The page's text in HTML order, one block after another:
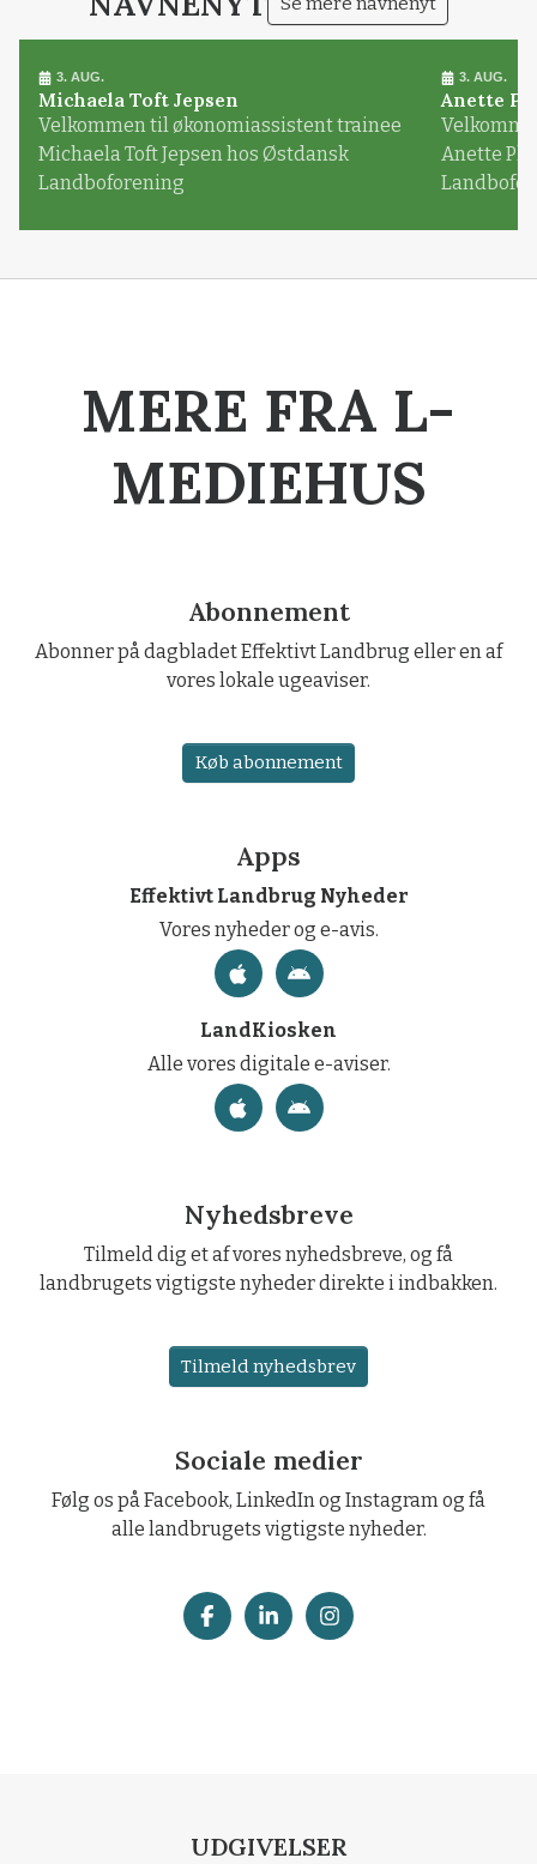
3. AUG.
Michaela Toft Jepsen
Velkommen til økonomiassistent trainee
Michaela Toft Jepsen hos Østdansk
Landboforening
3. AUG.
Anette
Anette
MERE FRA L-
MEDIEHUS
Abonnement
Abonner på dagbladet Effektivt Landbrug eller en af
vores lokale ugeaviser.
Køb abonnement
Apps
Effektivt Landbrug Nyheder
Vores nyheder og e-avis.
LandKiosken
Alle vores digitale e-aviser.
Nyhedsbreve
Tilmeld dig et af vores nyhedsbreve, og få
landbrugets vigtigste nyheder direkte i indbakken.
Tilmeld nyhedsbrev
Sociale medier
Følg os på Facebook, LinkedIn og Instagram og få
alle landbrugets vigtigste nyheder.
UDGIVELSER